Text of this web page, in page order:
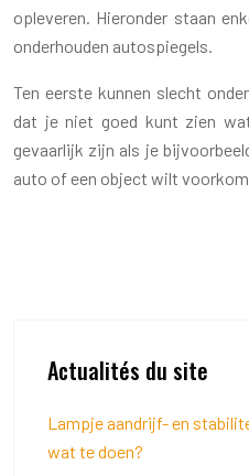
opleveren. Hieronder staan
onderhouden autospiegels.
Ten eerste kunnen slecht
dat je niet goed kunt zien
gevaarlijk zijn als je
auto of een object wilt
Actualités du site
Lampje aandrijf- en
wat te doen?